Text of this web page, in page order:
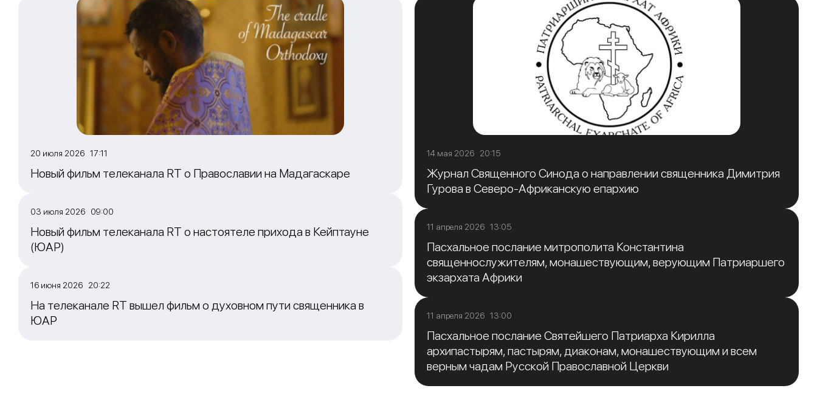
20 июля 2026 17:11
Новый фильм телеканала RT о Православии на Мадагаскаре
03 июля 2026 09:00
Новый фильм телеканала RT о настоятеле прихода в Кейптауне
(ЮАР)
16 июня 2026 20:22
На телеканале RT вышел фильм о духовном пути священника в
ЮАР
14 мая 2026 20:15
Журнал Священного Синода о направлении священника Димитрия
Гурова в Северо-Африканскую епархию
11 апреля 2026 13:05
Пасхальное послание митрополита Константина
священнослужителям, монашествующим, верующим Патриаршего
экзархата Африки
11 апреля 2026 13:00
Пасхальное послание Святейшего Патриарха Кирилла
архипастырям, пастырям, диаконам, монашествующим и всем
верным чадам Русской Православной Церкви